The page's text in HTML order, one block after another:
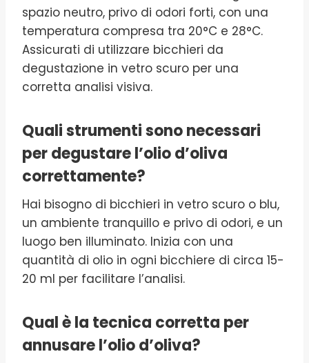
spazio neutro, privo di odori forti, con una
temperatura compresa tra 20°C e 28°C.
Assicurati di utilizzare bicchieri da
degustazione in vetro scuro per una
corretta analisi visiva.
Quali strumenti sono necessari
per degustare l’olio d’oliva
correttamente?
Hai bisogno di bicchieri in vetro scuro o blu,
un ambiente tranquillo e privo di odori, e un
luogo ben illuminato. Inizia con una
quantità di olio in ogni bicchiere di circa 15-
20 ml per facilitare l’analisi.
Qual è la tecnica corretta per
annusare l’olio d’oliva?